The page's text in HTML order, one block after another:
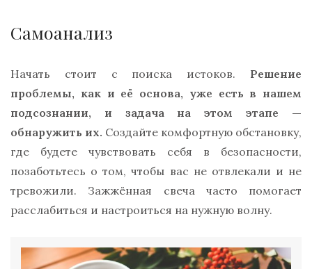
Самоанализ
Начать стоит с поиска истоков. Решение
проблемы, как и её основа, уже есть в нашем
подсознании, и задача на этом этапе —
обнаружить их. Создайте комфортную обстановку,
где будете чувствовать себя в безопасности,
позаботьтесь о том, чтобы вас не отвлекали и не
тревожили. Зажжённая свеча часто помогает
расслабиться и настроиться на нужную волну.